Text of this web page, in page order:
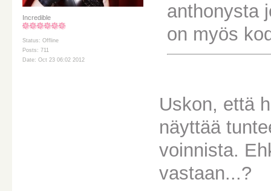
Incredible
Status: Offline
Posts: 711
Date: Oct 23 06:02 2012
anthonysta
on myös
Uskon, että
näyttää
voinnista.
vastaan...?